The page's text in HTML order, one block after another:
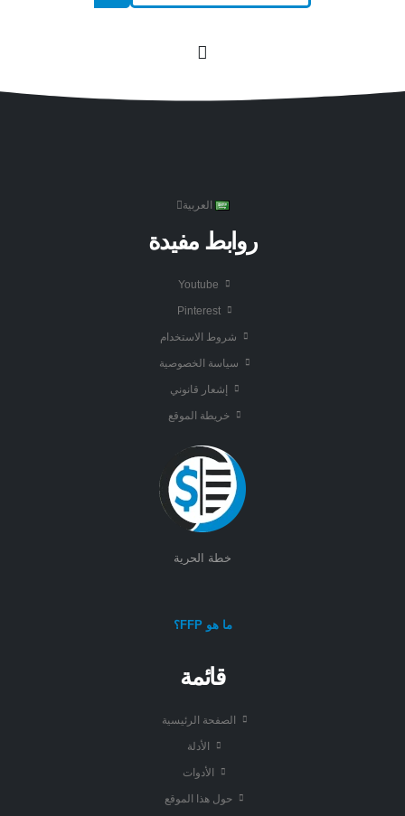
العربية
روابط مفيدة
Youtube
Pinterest
شروط الاستخدام
سياسة الخصوصية
إشعار قانوني
خريطة الموقع
خطة الحرية
ما هو FFP؟
قائمة
الصفحة الرئيسية
الأدلة
الأدوات
حول هذا الموقع